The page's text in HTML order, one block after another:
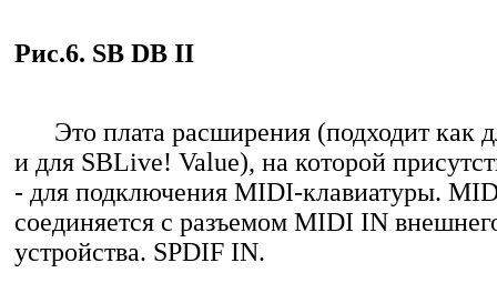
Рис.6. SB DB II
Это плата расширения (подходит как
и для SBLive! Value), на которой
- для подключения MIDI-клавиатуры.
соединяется с разъемом MIDI IN
устройства. SPDIF IN.